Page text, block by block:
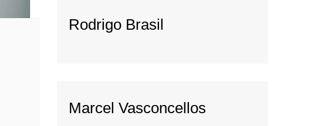
Rodrigo Brasil
Marcel Vasconcellos